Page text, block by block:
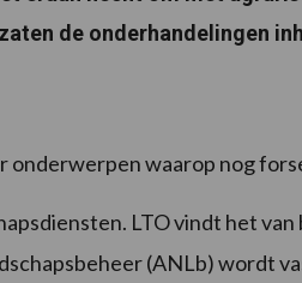
de onderhandelingen
onderwerpen waarop nog
LTO vindt het
(ANLb) wordt